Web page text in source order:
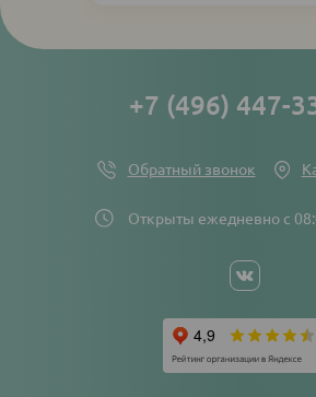
Открыты ежедневно с
+7 (496) 447-
Обратный звонок
Social
links